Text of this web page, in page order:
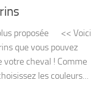
<< Voici
que vous pouvez
votre cheval ! Comme
les couleurs...